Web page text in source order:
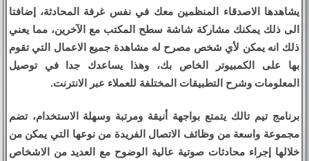
يشاهدها الاصدقاء المنظمين معك في نفس غرفة المحادثة، إضافتا
الى ذلك يمكنك مشاركة شاشة سطح المكتب مع الآخرين، مما يعني
ذلك انه يمكن لأي شخص مصرح له مشاهدة جميع الاعمال التي تقوم
بها على الكمبيوتر الخاص بك، وهذا يساعدك جدا في توصيل
المعلومات وشرح التطبيقات المختلفة للعملاء عبر الانترنت.
برنامج تيم تالك يتمتع بواجهة أنيقة ومرتبة وسهلة الاستخدام، تضم
مجموعة واسعة من وظائف الاتصال الفريدة من نوعها التي يمكن من
خلالها إجراء محادثات صوتية عالية الوضوح مع العديد من الاشخاص